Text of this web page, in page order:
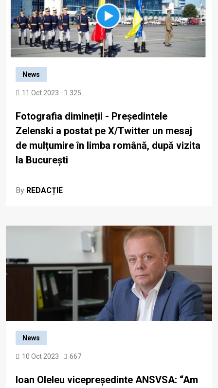
News
11 Oct 2023 · 325
Fotografia dimineții - Președintele
Zelenski a postat pe X/Twitter un mesaj
de mulțumire în limba română, după vizita
la București
By REDACȚIE
News
10 Oct 2023 · 667
Ioan Oleleu vicepreședinte ANSVSA: “Am